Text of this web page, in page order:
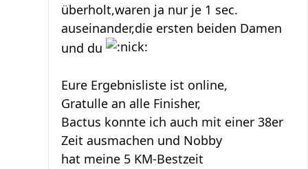
überholt,waren ja nur je 1 sec.
auseinander,die ersten beiden Damen
und du
Eure Ergebnisliste ist online,
Gratulle an alle Finisher,
Bactus konnte ich auch mit einer 38er
Zeit ausmachen und Nobby
hat meine 5 KM-Bestzeit